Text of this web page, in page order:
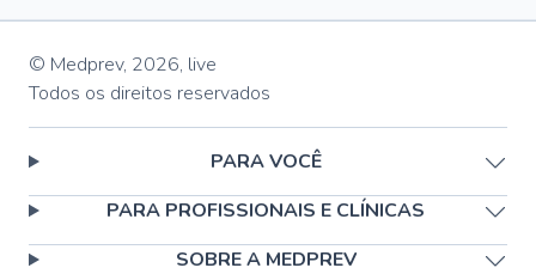
© Medprev, 2026, live
Todos os direitos reservados
PARA VOCÊ
PARA PROFISSIONAIS E CLÍNICAS
SOBRE A MEDPREV